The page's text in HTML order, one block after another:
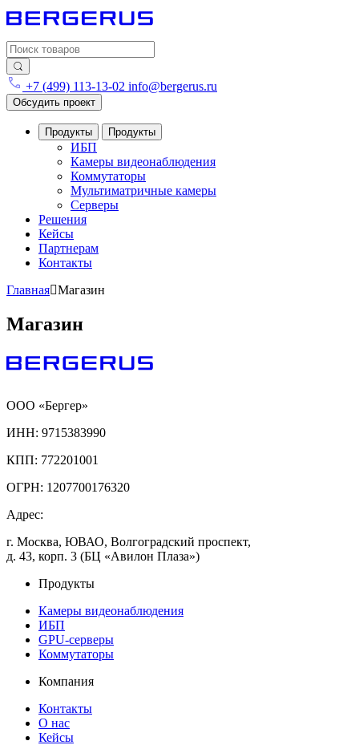
Search for:
+7 (499) 113-13-02 info@bergerus.ru
Обсудить проект
Продукты Продукты
ИБП
Камеры видеонаблюдения
Коммутаторы
Мультиматричные камеры
Серверы
Решения
Кейсы
Партнерам
Контакты
Главная Магазин
Магазин
ООО «Бергер»
ИНН: 9715383990
КПП: 772201001
ОГРН: 1207700176320
Адрес:
г. Москва, ЮВАО, Волгоградский проспект,
д. 43, корп. 3 (БЦ «Авилон Плаза»)
Продукты
Камеры видеонаблюдения
ИБП
GPU-серверы
Коммутаторы
Компания
Контакты
О нас
Кейсы